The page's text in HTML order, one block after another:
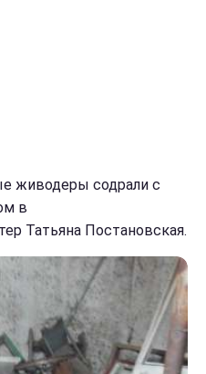
живодеры содрали с
в
Татьяна Постановская.